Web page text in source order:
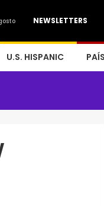
NEWSLETTERS
U.S. HISPANIC